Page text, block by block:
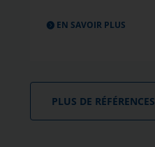
EN SAVOIR PLUS
PLUS DE RÉFÉRENCES